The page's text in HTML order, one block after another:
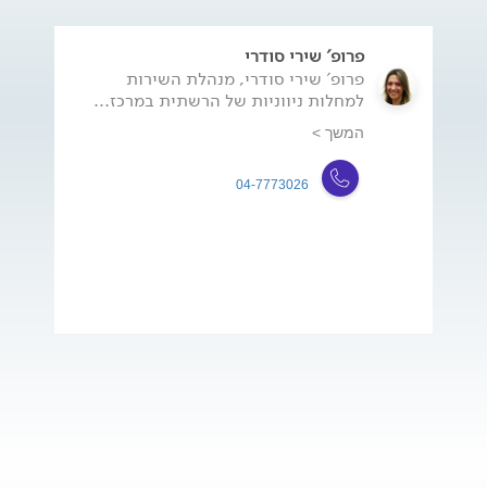
פרופ' שירי סודרי
פרופ' שירי סודרי, מנהלת השירות
למחלות ניווניות של הרשתית במרכז...
המשך >
04-7773026